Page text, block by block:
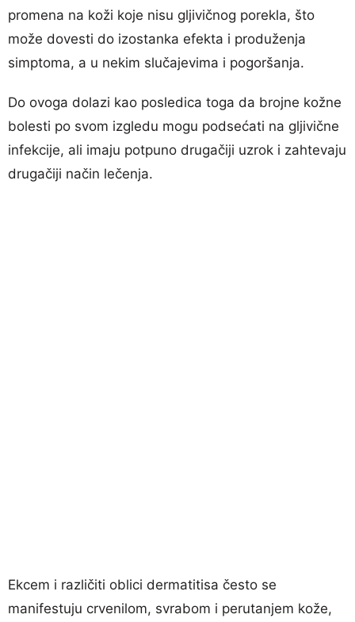
promena na koži koje nisu gljivičnog porekla, što
može dovesti do izostanka efekta i produženja
simptoma, a u nekim slučajevima i pogoršanja.
Do ovoga dolazi kao posledica toga da brojne kožne
bolesti po svom izgledu mogu podsećati na gljivične
infekcije, ali imaju potpuno drugačiji uzrok i zahtevaju
drugačiji način lečenja.
Ekcem i različiti oblici dermatitisa često se
manifestuju crvenilom, svrabom i perutanjem kože,